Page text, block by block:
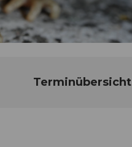
Terminübersicht